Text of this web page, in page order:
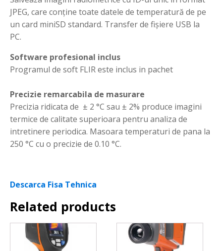
JPEG, care conține toate datele de temperatură de pe
un card miniSD standard. Transfer de fișiere USB la
PC.
Software profesional inclus
Programul de soft FLIR este inclus in pachet
Precizie remarcabila de masurare
Precizia ridicata de ± 2 °C sau ± 2% produce imagini
termice de calitate superioara pentru analiza de
intretinere periodica. Masoara temperaturi de pana la
250 °C cu o precizie de 0.10 °C.
Descarca Fisa Tehnica
Related products